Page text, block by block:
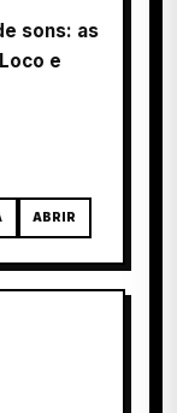
sons: as
e
ABRIR